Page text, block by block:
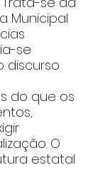
Municipal
se
discurso
do que os
O
estatal